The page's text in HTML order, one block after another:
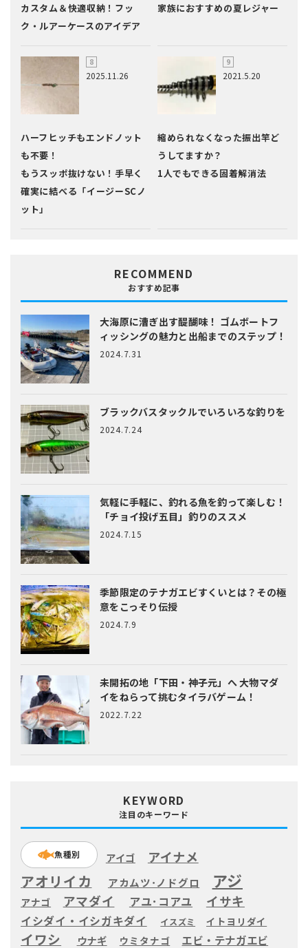
カスタム＆快適収納！フッ
ク・ルアーケースのアイデア
家族におすすめの夏レジャー
2025.11.26
ハーフヒッチもエンドノット
も不要！
もうスッポ抜けない！手早く
確実に結べる「イージーSCノ
ット」
2021.5.20
縮められなくなった振出竿ど
うしてますか？
1人でもできる固着解消法
RECOMMEND
おすすめ記事
大海原に漕ぎ出す醍醐味！ ゴムボートフ
ィッシングの魅力と出船までのステップ！
2024.7.31
ブラックバスタックルでいろいろな釣りを
2024.7.24
気軽に手軽に、釣れる魚を釣って楽しむ！
「チョイ投げ五目」釣りのススメ
2024.7.15
季節限定のテナガエビすくいとは？ その極
意をこっそり伝授
2024.7.9
未開拓の地「下田・神子元」へ大物マダ
イをねらって挑むタイラバゲーム！
2022.7.22
KEYWORD
注目のキーワード
魚種別 アイゴ アイナメ
アオリイカ アカムツ･ノドグロ アジ
アナゴ アマダイ アユ･コアユ イサキ
イシダイ・イシガキダイ イスズミ イトヨリダイ
イワシ ウナギ ウミタナゴ エビ・テナガエビ